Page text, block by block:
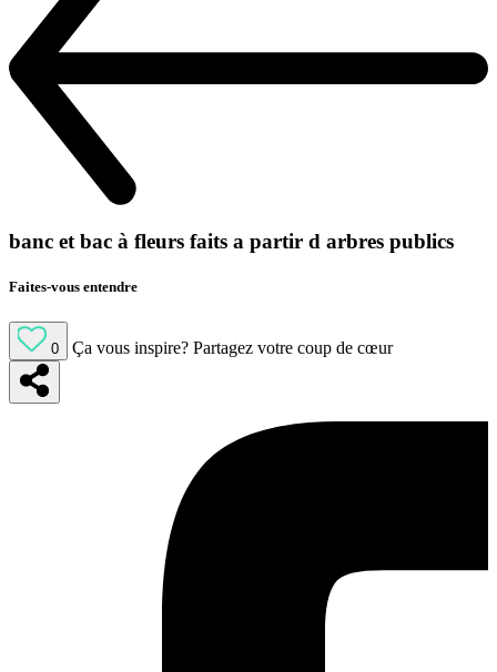
banc et bac à fleurs faits a partir d arbres publics
Faites-vous entendre
0 Ça vous inspire? Partagez votre coup de cœur